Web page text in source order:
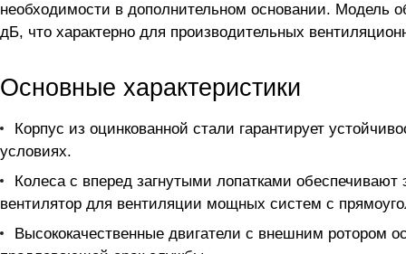
необходимости в дополнительном основании. Модель
дБ, что характерно для производительных
Основные характеристики
Корпус из оцинкованной стали гарантирует
условиях.
Колеса с вперед загнутыми лопатками
вентилятор для вентиляции мощных систем с
Высококачественные двигатели с внешним ротором